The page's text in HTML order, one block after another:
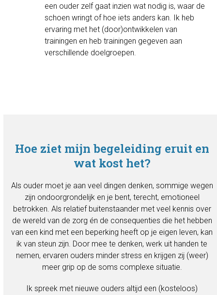
een ouder zelf gaat inzien wat nodig is, waar de
schoen wringt of hoe iets anders kan. Ik heb
ervaring met het (door)ontwikkelen van
trainingen en heb trainingen gegeven aan
verschillende doelgroepen.
Hoe ziet mijn begeleiding eruit en
wat kost het?
Als ouder moet je aan veel dingen denken, sommige wegen
zijn ondoorgrondelijk en je bent, terecht, emotioneel
betrokken. Als relatief buitenstaander met veel kennis over
de wereld van de zorg én de consequenties die het hebben
van een kind met een beperking heeft op je eigen leven, kan
ik van steun zijn. Door mee te denken, werk uit handen te
nemen, ervaren ouders minder stress en krijgen zij (weer)
meer grip op de soms complexe situatie.
Ik spreek met nieuwe ouders altijd een (kosteloos)